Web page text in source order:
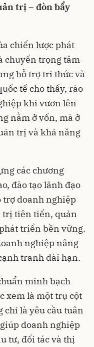
trị – đòn bẩy
chiến lược phát
chuyển trọng tâm
hỗ trợ tri thức và
tế cho thấy, rào
khi vươn lên
nằm ở vốn, mà ở
trị và khả năng
các chương
đào tạo lãnh đạo
trợ doanh nghiệp
trị tiên tiến, quản
triển bền vững.
nghiệp nâng
tranh dài hạn.
minh bạch
xem là một trụ cột
là yêu cầu tuân
doanh nghiệp
tư, đối tác và thị